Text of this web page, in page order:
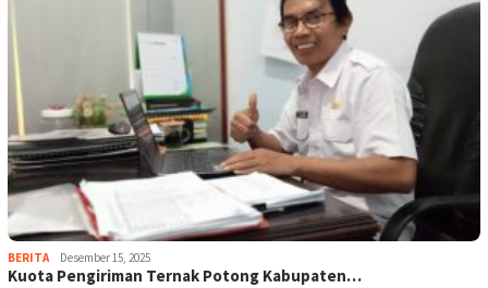
BERITA Desember 15, 2025
Kuota Pengiriman Ternak Potong Kabupaten…